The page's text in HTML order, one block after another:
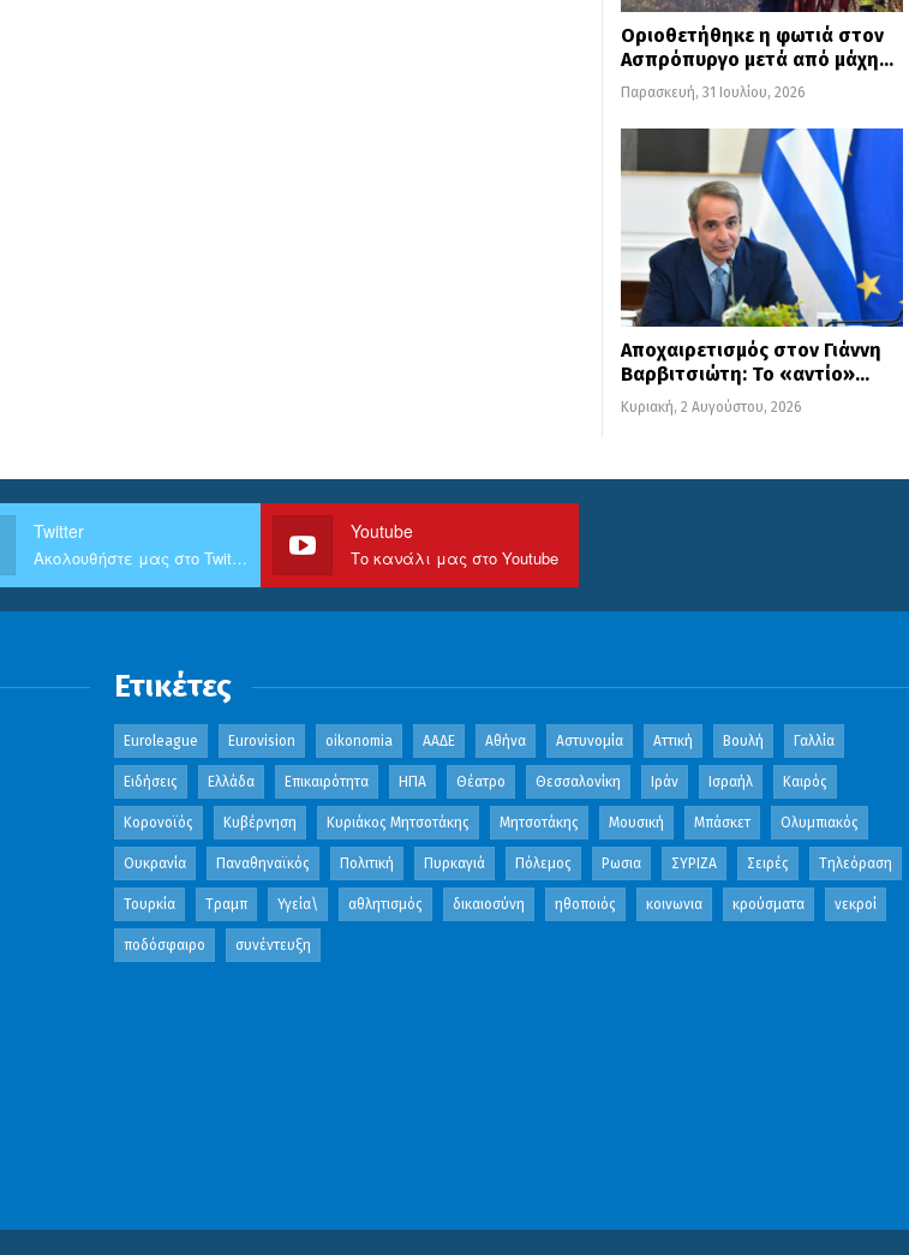
Οριοθετήθηκε η φωτιά στον
Ασπρόπυργο μετά από μάχη…
Παρασκευή, 31 Ιουλίου, 2026
Αποχαιρετισμός στον Γιάννη
Βαρβιτσιώτη: Το «αντίο»…
Κυριακή, 2 Αυγούστου, 2026
Twitter
Ακολουθήστε μας στο Twitter
Youtube
Το κανάλι μας στο Youtube
Ετικέτες
Euroleague Eurovision oikonomia ΑΑΔΕ Αθήνα Αστυνομία Αττική Βουλή Γαλλία
Ειδήσεις Ελλάδα Επικαιρότητα ΗΠΑ Θέατρο Θεσσαλονίκη Ιράν Ισραήλ Καιρός
Κορονοϊός Κυβέρνηση Κυριάκος Μητσοτάκης Μητσοτάκης Μουσική Μπάσκετ Ολυμπιακός
Ουκρανία Παναθηναϊκός Πολιτική Πυρκαγιά Πόλεμος Ρωσια ΣΥΡΙΖΑ Σειρές Τηλεόραση
Τουρκία Τραμπ Υγεία\ αθλητισμός δικαιοσύνη ηθοποιός κοινωνια κρούσματα νεκροί
ποδόσφαιρο συνέντευξη